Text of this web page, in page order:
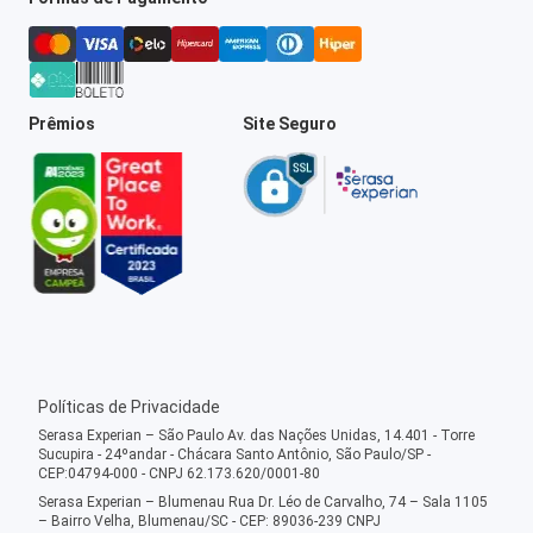
Prêmios Site Seguro
Políticas de Privacidade
Serasa Experian – São Paulo Av. das Nações Unidas, 14.401 - Torre
Sucupira - 24ºandar - Chácara Santo Antônio, São Paulo/SP -
CEP:04794-000 - CNPJ 62.173.620/0001-80
Serasa Experian – Blumenau Rua Dr. Léo de Carvalho, 74 – Sala 1105
– Bairro Velha, Blumenau/SC - CEP: 89036-239 CNPJ